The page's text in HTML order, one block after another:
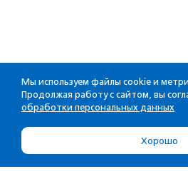
Мы используем файлы cookie и
Продолжая работу с сайтом, вы
обработки персональных данных
Хорошо